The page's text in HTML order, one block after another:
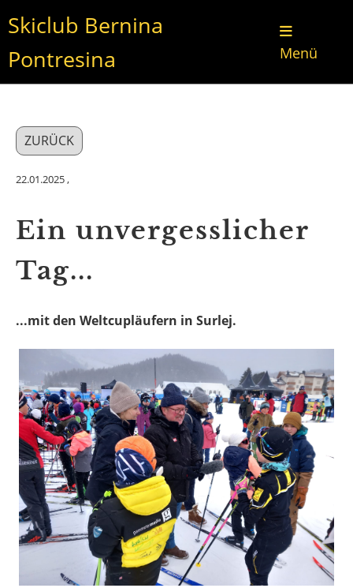
Skiclub Bernina
Pontresina
Menü
ZURÜCK
22.01.2025,
Ein unvergesslicher
Tag...
...mit den Weltcupläufern in Surlej.